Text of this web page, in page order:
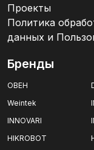
Проекты
Политика
данных и
Бренды
ОВЕН
Weintek
INNOVARI
HIKROBOT